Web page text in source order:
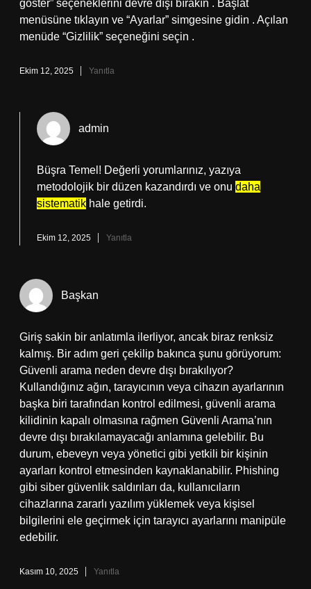
göster” seçeneklerini devre dışı bırakın . Başlat
menüsüne tıklayın ve “Ayarlar” simgesine gidin . Açılan
menüde “Gizlilik” seçeneğini seçin .
Ekim 12, 2025 Yanıtla
admin
Büşra Temel! Değerli yorumlarınız, yazıya
metodolojik bir düzen kazandırdı ve onu daha
sistematik hale getirdi.
Ekim 12, 2025 Yanıtla
Başkan
Giriş sakin bir anlatımla ilerliyor, ancak biraz renksiz
kalmış. Bir adım geri çekilip bakınca şunu görüyorum:
Güvenli arama neden devre dışı bırakılıyor?
Kullandığınız ağın, tarayıcının veya cihazın ayarlarının
başka biri tarafından kontrol edilmesi, güvenli arama
kilidinin kapalı olmasına rağmen Güvenli Arama’nın
devre dışı bırakılamayacağı anlamına gelebilir. Bu
durum, ebeveyn veya yönetici gibi yetkili bir kişinin
ayarları kontrol etmesinden kaynaklanabilir. Phishing
gibi siber güvenlik saldırıları da, kullanıcıların
cihazlarına zararlı yazılım yüklemek veya kişisel
bilgilerini ele geçirmek için tarayıcı ayarlarını manipüle
edebilir.
Kasım 10, 2025 Yanıtla